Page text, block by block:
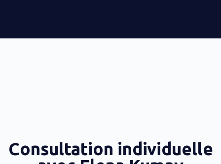
Consultation individuelle